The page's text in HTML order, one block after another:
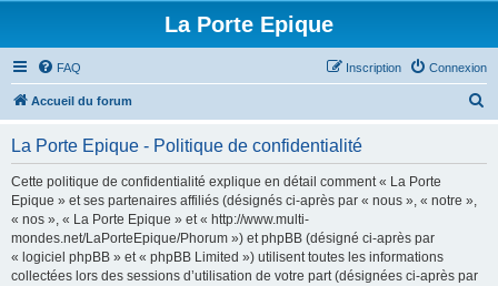
La Porte Epique
FAQ Connexion
Inscription
Accueil du forum
La Porte Epique - Politique de confidentialité
Cette politique de confidentialité explique en détail comment « La Porte
Epique » et ses partenaires affiliés (désignés ci-après par « nous », « notre »,
« nos », « La Porte Epique » et « http://www.multi-
mondes.net/LaPorteEpique/Phorum ») et phpBB (désigné ci-après par
« logiciel phpBB » et « phpBB Limited ») utilisent toutes les informations
collectées lors des sessions d’utilisation de votre part (désignées ci-après par